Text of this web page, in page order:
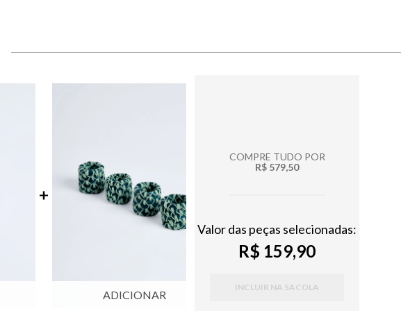
ADICIONAR ADICIONAR
COMPRE TUDO POR
R$ 579,50
Valor das peças selecionadas:
R$ 159,90
INCLUIR NA SACOLA